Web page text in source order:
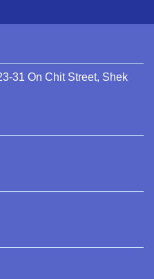
31 On Chit Street, Shek